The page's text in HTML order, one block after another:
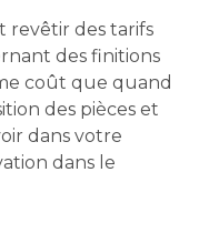
revêtir des tarifs
des finitions
coût que quand
des pièces et
dans votre
dans le